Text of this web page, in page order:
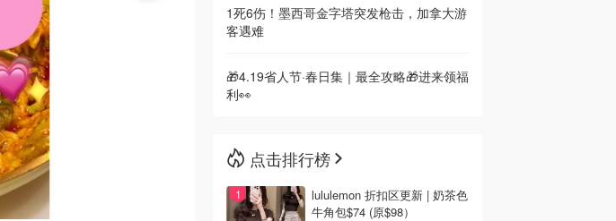
1死6伤！墨西哥金字塔突发枪击，加拿大游
客遇难
🎁4.19省人节·春日集｜最全攻略🎁进来领福
利👀
点击排行榜
lululemon 折扣区更新 | 奶茶色
牛角包$74 (原$98）